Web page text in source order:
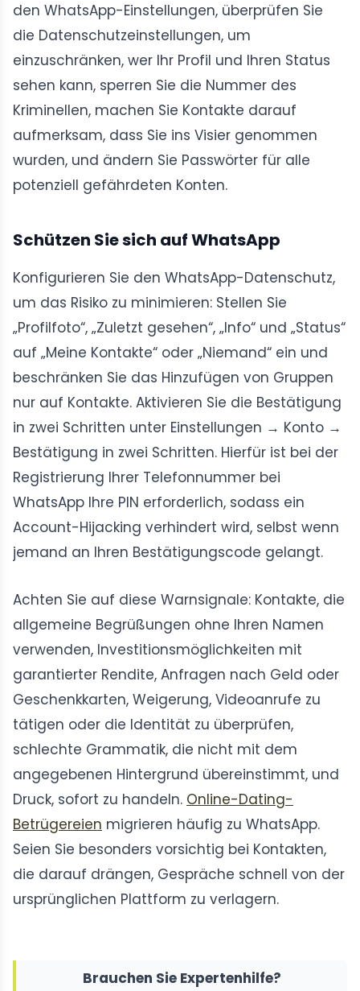
den WhatsApp-Einstellungen, überprüfen Sie
die Datenschutzeinstellungen, um
einzuschränken, wer Ihr Profil und Ihren Status
sehen kann, sperren Sie die Nummer des
Kriminellen, machen Sie Kontakte darauf
aufmerksam, dass Sie ins Visier genommen
wurden, und ändern Sie Passwörter für alle
potenziell gefährdeten Konten.
Schützen Sie sich auf WhatsApp
Konfigurieren Sie den WhatsApp-Datenschutz,
um das Risiko zu minimieren: Stellen Sie
„Profilfoto“, „Zuletzt gesehen“, „Info“ und „Status“
auf „Meine Kontakte“ oder „Niemand“ ein und
beschränken Sie das Hinzufügen von Gruppen
nur auf Kontakte. Aktivieren Sie die Bestätigung
in zwei Schritten unter Einstellungen → Konto →
Bestätigung in zwei Schritten. Hierfür ist bei der
Registrierung Ihrer Telefonnummer bei
WhatsApp Ihre PIN erforderlich, sodass ein
Account-Hijacking verhindert wird, selbst wenn
jemand an Ihren Bestätigungscode gelangt.
Achten Sie auf diese Warnsignale: Kontakte, die
allgemeine Begrüßungen ohne Ihren Namen
verwenden, Investitionsmöglichkeiten mit
garantierter Rendite, Anfragen nach Geld oder
Geschenkkarten, Weigerung, Videoanrufe zu
tätigen oder die Identität zu überprüfen,
schlechte Grammatik, die nicht mit dem
angegebenen Hintergrund übereinstimmt, und
Druck, sofort zu handeln. Online-Dating-
Betrügereien migrieren häufig zu WhatsApp.
Seien Sie besonders vorsichtig bei Kontakten,
die darauf drängen, Gespräche schnell von der
ursprünglichen Plattform zu verlagern.
Brauchen Sie Expertenhilfe?